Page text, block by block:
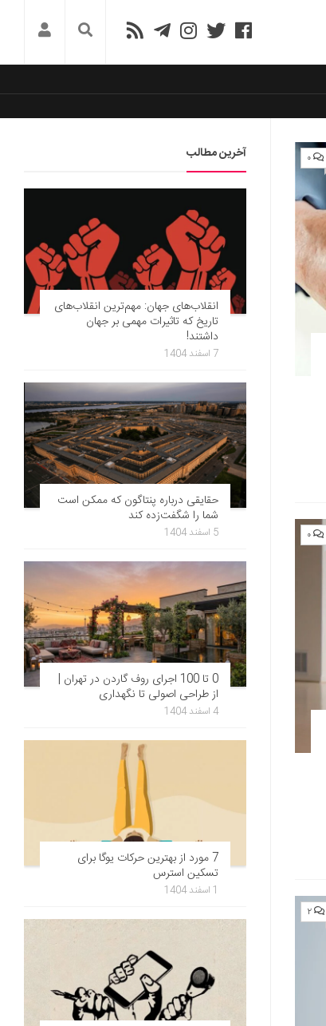
۰
۰
۲
آخرین مطالب
انقلاب‌های جهان: مهم‌ترین انقلاب‌های
تاریخ که تاثیرات مهمی بر جهان
داشتند!
7 اسفند 1404
حقایقی درباره پنتاگون که ممکن است
شما را شگفت‌زده کند
5 اسفند 1404
0 تا 100 اجرای روف گاردن در تهران |
از طراحی اصولی تا نگهداری
4 اسفند 1404
7 مورد از بهترین حرکات یوگا برای
تسکین استرس
1 اسفند 1404